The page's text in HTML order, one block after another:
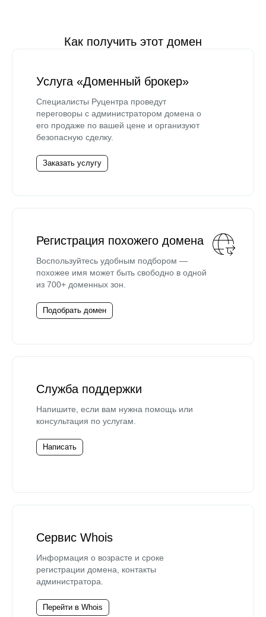
Как получить этот домен
Услуга «Доменный брокер»
Специалисты Руцентра проведут
переговоры с администратором домена о
его продаже по вашей цене и организуют
безопасную сделку.
Заказать услугу
Регистрация похожего домена
Воспользуйтесь удобным подбором —
похожее имя может быть свободно в одной
из 700+ доменных зон.
Подобрать домен
Служба поддержки
Напишите, если вам нужна помощь или
консультация по услугам.
Написать
Сервис Whois
Информация о возрасте и сроке
регистрации домена, контакты
администратора.
Перейти в Whois